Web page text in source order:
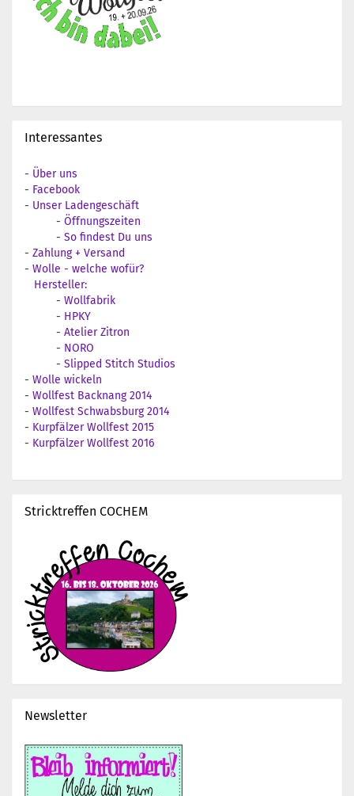
Interessantes
- Über uns
- Facebook
- Unser Ladengeschäft
- Öffnungszeiten
- So findest Du uns
- Zahlung + Versand
- Wolle - welche wofür?
Hersteller:
- Wollfabrik
- HPKY
- Atelier Zitron
- NORO
- Slipped Stitch Studios
- Wolle wickeln
- Wollfest Backnang 2014
- Wollfest Schwabsburg 2014
- Kurpfälzer Wollfest 2015
- Kurpfälzer Wollfest 2016
Stricktreffen COCHEM
Newsletter